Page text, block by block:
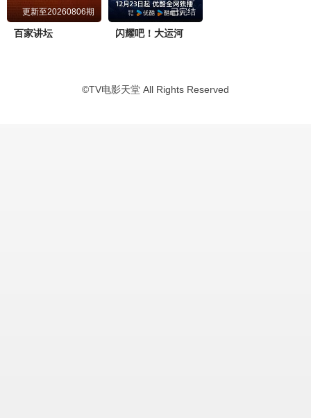
更新至20260806期
百家讲坛
已完结
闪耀吧！大运河
©TV电影天堂 All Rights Reserved